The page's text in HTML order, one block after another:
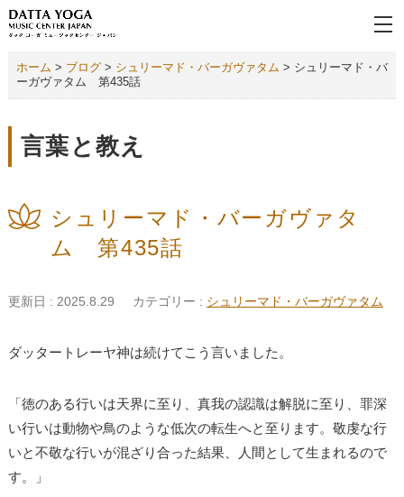
ホーム > ブログ> シュリーマド・バーガヴァタム > シュリーマド・バ
ーガヴァタム 第435話
言葉と教え
シュリーマド・バーガヴァタ
ム 第435話
更新日 : 2025.8.29 カテゴリー : シュリーマド・バーガヴァタム
ダッタートレーヤ神は続けてこう言いました。
「徳のある行いは天界に至り、真我の認識は解脱に至り、罪深
い行いは動物や鳥のような低次の転生へと至ります。敬虔な行
いと不敬な行いが混ざり合った結果、人間として生まれるので
す。」